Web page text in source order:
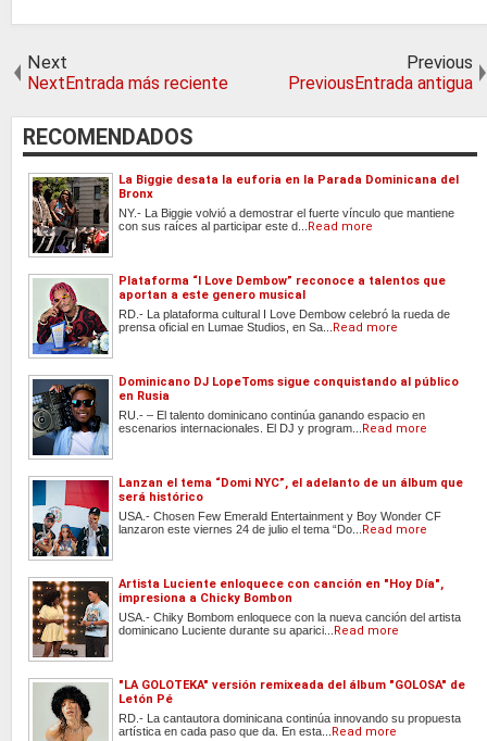
Next
NextEntrada más reciente
Previous
PreviousEntrada antigua
RECOMENDADOS
La Biggie desata la euforia en la Parada Dominicana del
Bronx
NY.- La Biggie volvió a demostrar el fuerte vínculo que mantiene
con sus raíces al participar este d...
Read more
Plataforma “I Love Dembow” reconoce a talentos que
aportan a este genero musical
RD.- La plataforma cultural I Love Dembow celebró la rueda de
prensa oficial en Lumae Studios, en Sa...
Read more
Dominicano DJ LopeToms sigue conquistando al público
en Rusia
RU.- – El talento dominicano continúa ganando espacio en
escenarios internacionales. El DJ y program...
Read more
Lanzan el tema “Domi NYC”, el adelanto de un álbum que
será histórico
USA.- Chosen Few Emerald Entertainment y Boy Wonder CF
lanzaron este viernes 24 de julio el tema “Do...
Read more
Artista Luciente enloquece con canción en "Hoy Día",
impresiona a Chicky Bombon
USA.- Chiky Bombom enloquece con la nueva canción del artista
dominicano Luciente durante su aparici...
Read more
"LA GOLOTEKA" versión remixeada del álbum "GOLOSA" de
Letón Pé
RD.- La cantautora dominicana continúa innovando su propuesta
artística en cada paso que da. En esta...
Read more